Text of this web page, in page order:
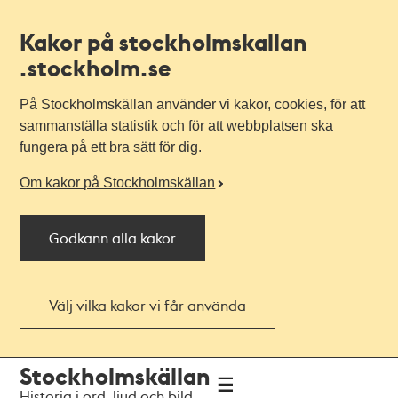
Kakor på stockholmskallan
.stockholm.se
På Stockholmskällan använder vi kakor, cookies, för att
sammanställa statistik och för att webbplatsen ska
fungera på ett bra sätt för dig.
Om kakor på Stockholmskällan
Godkänn alla kakor
Välj vilka kakor vi får använda
navigationen
huvudinnehållet
Stockholmskällan